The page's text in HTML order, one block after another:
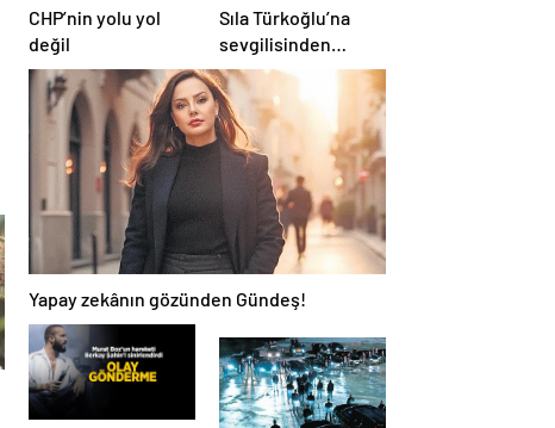
CHP’nin yolu yol
değil
Sıla Türkoğlu’na
sevgilisinden
doğum günü
partisi! Pastadaki
yazı dikkat çekti
Yapay zekânın gözünden Gündeş!